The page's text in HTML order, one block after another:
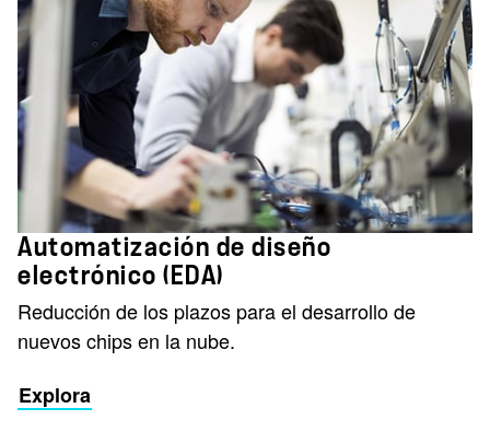
Automatización de diseño
electrónico (EDA)
Reducción de los plazos para el desarrollo de
nuevos chips en la nube.
Explora